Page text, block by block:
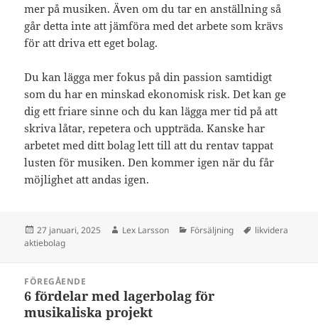
mer på musiken. Även om du tar en anställning så
går detta inte att jämföra med det arbete som krävs
för att driva ett eget bolag.
Du kan lägga mer fokus på din passion samtidigt
som du har en minskad ekonomisk risk. Det kan ge
dig ett friare sinne och du kan lägga mer tid på att
skriva låtar, repetera och uppträda. Kanske har
arbetet med ditt bolag lett till att du rentav tappat
lusten för musiken. Den kommer igen när du får
möjlighet att andas igen.
Postat
27 januari, 2025 Författare
Lex Larsson Kategorier
Försäljning Taggar
likvidera
aktiebolag
FÖREGÅENDE
Föregående
inlägg:
6 fördelar med lagerbolag för
musikaliska projekt